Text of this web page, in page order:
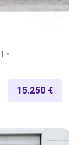
15.250 €